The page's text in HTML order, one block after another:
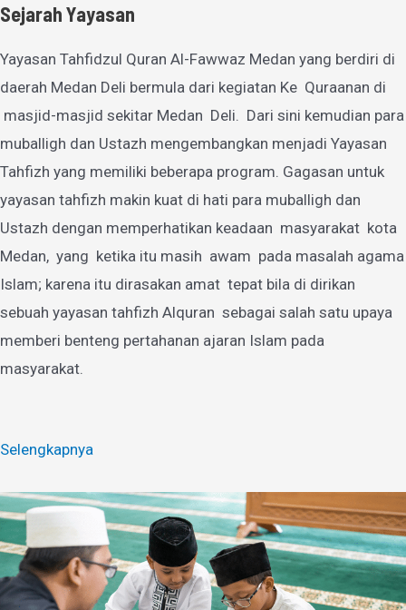
Sejarah Yayasan
Yayasan Tahfidzul Quran Al-Fawwaz Medan yang berdiri di
daerah Medan Deli bermula dari kegiatan Ke Quraanan di
masjid-masjid sekitar Medan Deli. Dari sini kemudian para
muballigh dan Ustazh mengembangkan menjadi Yayasan
Tahfizh yang memiliki beberapa program. Gagasan untuk
yayasan tahfizh makin kuat di hati para muballigh dan
Ustazh dengan memperhatikan keadaan masyarakat kota
Medan, yang ketika itu masih awam pada masalah agama
Islam; karena itu dirasakan amat tepat bila di dirikan
sebuah yayasan tahfizh Alquran sebagai salah satu upaya
memberi benteng pertahanan ajaran Islam pada
masyarakat.
Selengkapnya